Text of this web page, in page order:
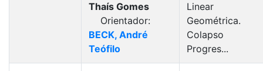
Thaís Gomes
Orientador:
BECK, André
Teófilo
Linear
Geométrica.
Colapso
Progres...